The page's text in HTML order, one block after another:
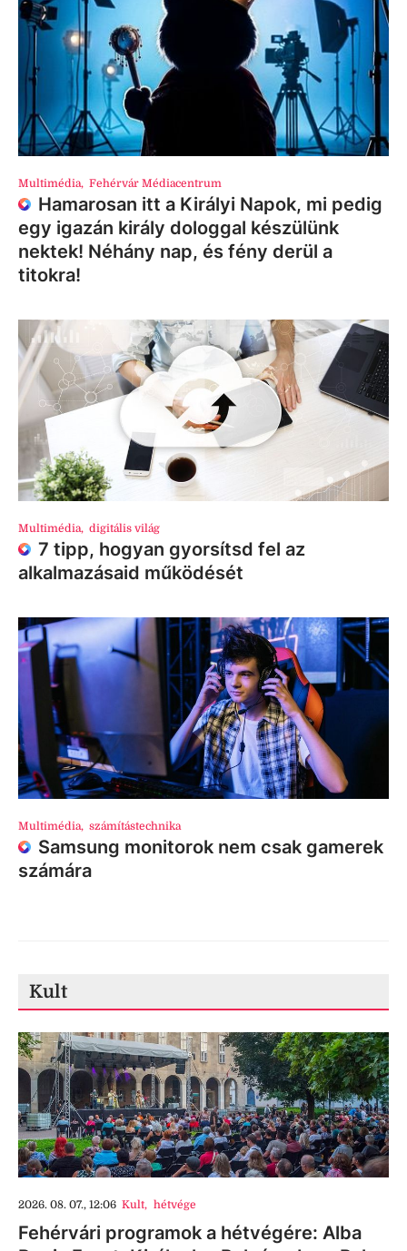
Multimédia, Fehérvár Médiacentrum
Hamarosan itt a Királyi Napok, mi pedig
egy igazán király dologgal készülünk
nektek! Néhány nap, és fény derül a
titokra!
Multimédia, digitális világ
7 tipp, hogyan gyorsítsd fel az
alkalmazásaid működését
Multimédia, számítástechnika
Samsung monitorok nem csak gamerek
számára
Kult
2026. 08. 07., 12:06 Kult, hétvége
Fehérvári programok a hétvégére: Alba